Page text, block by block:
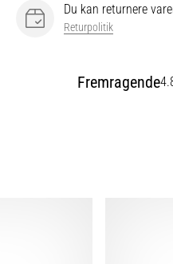
Du kan returnere
Returpolitik
Fremragende